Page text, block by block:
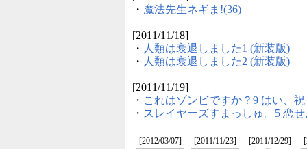
・ 魔法先生ネギま!(36)
[2011/11/18]
・ 人類は衰退しました1 (新装版)
・ 人類は衰退しました2 (新装版)
[2011/11/19]
・ これはゾンビですか？9 はい、
・ スレイヤーズすまっしゅ。5 恋
[2012/03/07] [2011/11/23] [2011/12/29]